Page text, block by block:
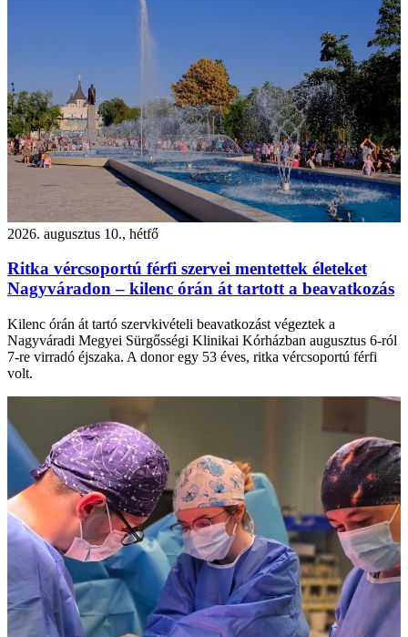
2026. augusztus 10., hétfő
Ritka vércsoportú férfi szervei mentettek életeket
Nagyváradon – kilenc órán át tartott a beavatkozás
Kilenc órán át tartó szervkivételi beavatkozást végeztek a
Nagyváradi Megyei Sürgősségi Klinikai Kórházban augusztus 6-ról
7-re virradó éjszaka. A donor egy 53 éves, ritka vércsoportú férfi
volt.